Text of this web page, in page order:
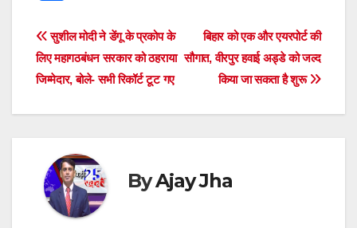
s
A
p
p
e
b
o
o
er e
n
g
er
a
d
gr
a
m
e
dI
n
di
t
ar
e
Post
navigation
बिहार को एक और एयरपोर्ट की
सौगात, वीरपुर हवाई अड्डे को जल्द
किया जा सकता है शुरू
सुशील मोदी ने डेंगू के प्रकोप के
लिए महागठबंधन सरकार को ठहराया
जिम्मेदार, बोले- सभी रिकॉर्ट टूट गए
ByAjay Jha